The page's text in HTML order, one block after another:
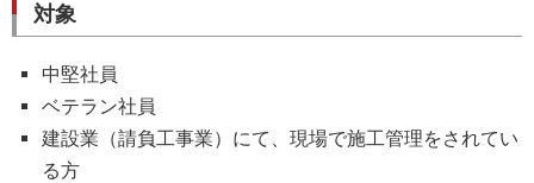
対象
中堅社員
ベテラン社員
建設業（請負工事業）にて、現場で施工管理をされてい
る方